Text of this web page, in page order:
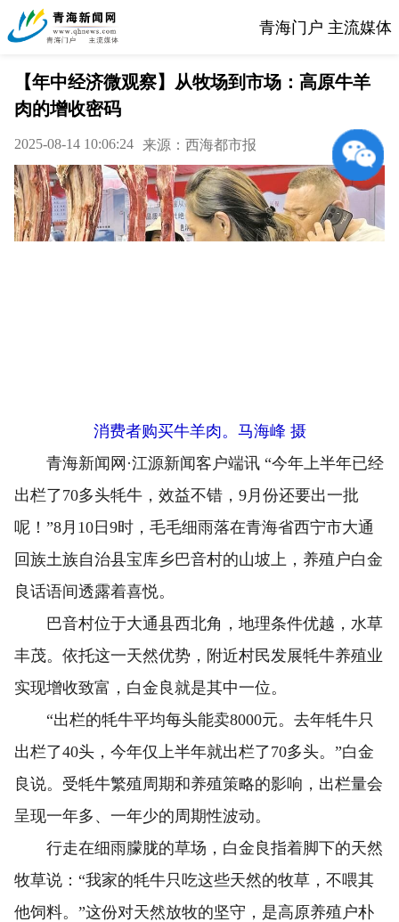
青海门户 主流媒体
【年中经济微观察】从牧场到市场：高原牛羊
肉的增收密码
2025-08-14 10:06:24 来源：西海都市报
消费者购买牛羊肉。马海峰 摄
青海新闻网·江源新闻客户端讯 “今年上半年已经
出栏了70多头牦牛，效益不错，9月份还要出一批
呢！”8月10日9时，毛毛细雨落在青海省西宁市大通
回族土族自治县宝库乡巴音村的山坡上，养殖户白金
良话语间透露着喜悦。
巴音村位于大通县西北角，地理条件优越，水草
丰茂。依托这一天然优势，附近村民发展牦牛养殖业
实现增收致富，白金良就是其中一位。
“出栏的牦牛平均每头能卖8000元。去年牦牛只
出栏了40头，今年仅上半年就出栏了70多头。”白金
良说。受牦牛繁殖周期和养殖策略的影响，出栏量会
呈现一年多、一年少的周期性波动。
行走在细雨朦胧的草场，白金良指着脚下的天然
牧草说：“我家的牦牛只吃这些天然的牧草，不喂其
他饲料。”这份对天然放牧的坚守，是高原养殖户朴